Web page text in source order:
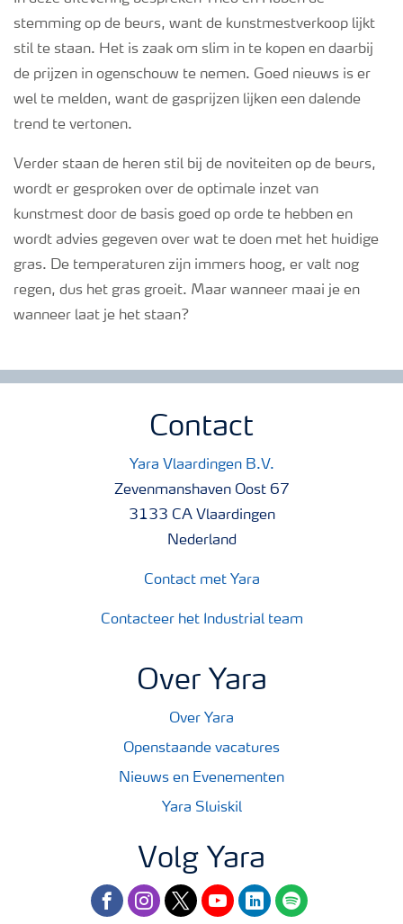
stemming op de beurs, want de kunstmestverkoop lijkt
stil te staan. Het is zaak om slim in te kopen en daarbij
de prijzen in ogenschouw te nemen. Goed nieuws is er
wel te melden, want de gasprijzen lijken een dalende
trend te vertonen.
Verder staan de heren stil bij de noviteiten op de beurs,
wordt er gesproken over de optimale inzet van
kunstmest door de basis goed op orde te hebben en
wordt advies gegeven over wat te doen met het huidige
gras. De temperaturen zijn immers hoog, er valt nog
regen, dus het gras groeit. Maar wanneer maai je en
wanneer laat je het staan?
Contact
Yara Vlaardingen B.V.
Zevenmanshaven Oost 67
3133 CA Vlaardingen
Nederland
Contact met Yara
Contacteer het Industrial team
Over Yara
Over Yara
Openstaande vacatures
Nieuws en Evenementen
Yara Sluiskil
Volg Yara
facebookinstagram
twitteryoutubelinkedinspotify